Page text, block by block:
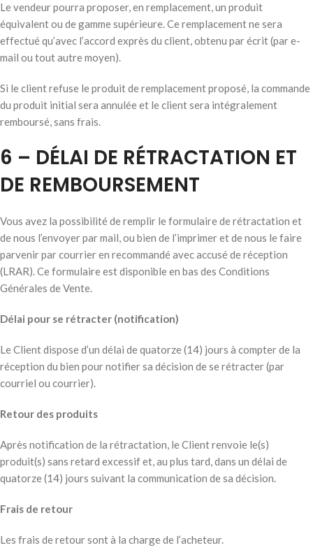
Le vendeur pourra proposer, en remplacement, un produit
équivalent ou de gamme supérieure. Ce remplacement ne sera
effectué qu’avec l’accord exprès du client, obtenu par écrit (par e-
mail ou tout autre moyen).
Si le client refuse le produit de remplacement proposé, la commande
du produit initial sera annulée et le client sera intégralement
remboursé, sans frais.
6 – DÉLAI DE RÉTRACTATION ET
DE REMBOURSEMENT
Vous avez la possibilité de remplir le formulaire de rétractation et
de nous l’envoyer par mail, ou bien de l’imprimer et de nous le faire
parvenir par courrier en recommandé avec accusé de réception
(LRAR). Ce formulaire est disponible en bas des Conditions
Générales de Vente.
Délai pour se rétracter (notification)
Le Client dispose d’un délai de quatorze (14) jours à compter de la
réception du bien pour notifier sa décision de se rétracter (par
courriel ou courrier).
Retour des produits
Après notification de la rétractation, le Client renvoie le(s)
produit(s) sans retard excessif et, au plus tard, dans un délai de
quatorze (14) jours suivant la communication de sa décision.
Frais de retour
Les frais de retour sont à la charge de l’acheteur.